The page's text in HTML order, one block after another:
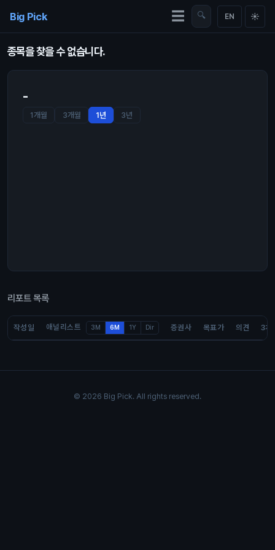
Big Pick ☰ 🔍 EN ☀
종목을 찾을 수 없습니다.
-
1개월 3개월 1년 3년
리포트 목록
작성일 애널리스트 3M 6M 1Y Dir 증권사 목표가 의견 3개
© 2026 Big Pick. All rights reserved.